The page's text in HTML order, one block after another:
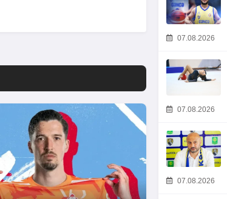
07.08.2026
07.08.2026
07.08.2026